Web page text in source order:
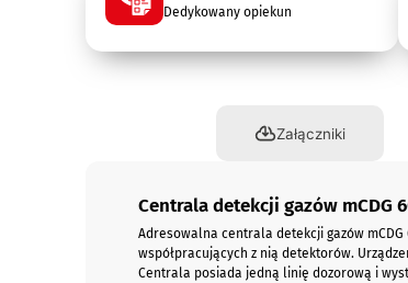
Dedykowany opiekun
Załączniki
Centrala detekcji gazów mCDG
Adresowalna centrala detekcji gazów
współpracujących z nią detektorów.
Centrala posiada jedną linię dozorową i